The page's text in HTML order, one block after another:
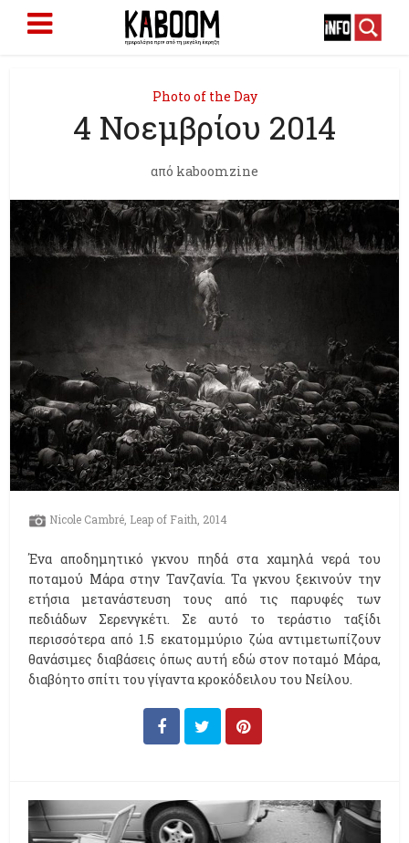
Photo of the Day
4 Νοεμβρίου 2014
από kaboomzine
Nicole Cambré, Leap of Faith, 2014
Ένα αποδημητικό γκνου πηδά στα χαμηλά νερά του
ποταμού Μάρα στην Τανζανία. Τα γκνου ξεκινούν την
ετήσια μετανάστευση τους από τις παρυφές των
πεδιάδων Σερενγκέτι. Σε αυτό το τεράστιο ταξίδι
περισσότερα από 1.5 εκατομμύριο ζώα αντιμετωπίζουν
θανάσιμες διαβάσεις όπως αυτή εδώ στον ποταμό Μάρα,
διαβόητο σπίτι του γίγαντα κροκόδειλου του Νείλου.